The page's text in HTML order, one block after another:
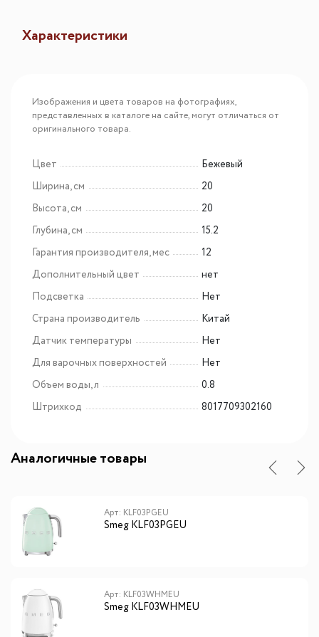
Характеристики
Изображения и цвета товаров на фотографиях,
представленных в каталоге на сайте, могут отличаться от
оригинального товара.
Цвет
Бежевый
Ширина, см
20
Высота, см
20
Глубина, см
15.2
Гарантия производителя, мес
12
Дополнительный цвет
нет
Подсветка
Нет
Страна производитель
Китай
Датчик температуры
Нет
Для варочных поверхностей
Нет
Объем воды, л
0.8
Штрихкод
8017709302160
Аналогичные товары
Арт: KLF03PGEU
Smeg KLF03PGEU
Арт: KLF03WHMEU
Smeg KLF03WHMEU